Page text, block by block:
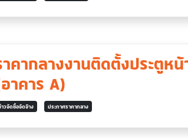
าคากลางงานติดตั้งประตูห
าคาร A)
าวจัดซื้อจัดจ้าง ประกาศราคากลาง